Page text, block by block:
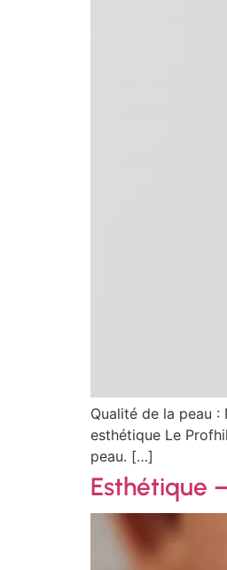
Qualité de la peau
esthétique Le
peau. […]
Esthétique